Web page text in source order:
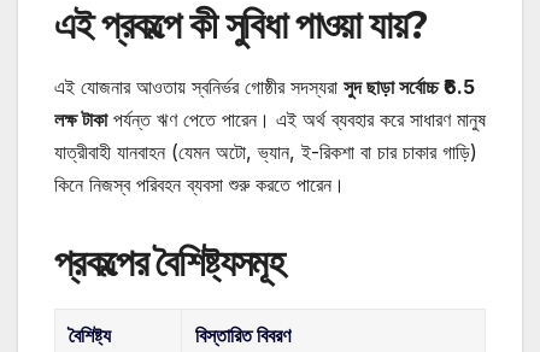
এই প্রকল্পে কী সুবিধা পাওয়া যায়?
এই যোজনার আওতায় স্বনির্ভর গোষ্ঠীর সদস্যরা সুদ ছাড়া সর্বোচ্চ ₹6.5
লক্ষ টাকাপর্যন্ত ঋণ পেতে পারেন। এই অর্থ ব্যবহার করে সাধারণ মানুষ
যাত্রীবাহী যানবাহন (যেমন অটো, ভ্যান, ই-রিকশা বা চার চাকার গাড়ি)
কিনে নিজস্ব পরিবহন ব্যবসা শুরু করতে পারেন।
প্রকল্পের বৈশিষ্ট্যসমূহ
বৈশিষ্ট্য বিস্তারিত বিবরণ